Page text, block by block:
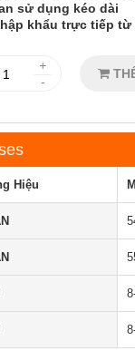
sử dụng kéo dài
khẩu trực tiếp từ
+
-
Hiệu